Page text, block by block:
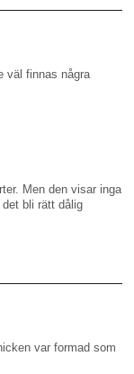
väl finnas några
Men den visar inga
bli rätt dålig
var formad som